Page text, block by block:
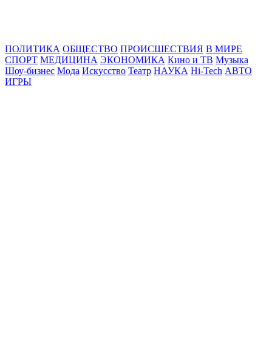
ПОЛИТИКА ОБЩЕСТВО ПРОИСШЕСТВИЯ В МИРЕ
СПОРТ МЕДИЦИНА ЭКОНОМИКА Кино и ТВ Музыка
Шоу-бизнес Мода Искусство Театр НАУКА Hi-Tech АВТО
ИГРЫ